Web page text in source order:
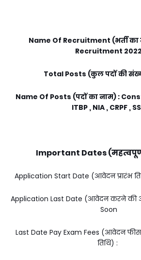
Name Of Recruitment (भर्ती का
Recruitment 2022
Total Posts (कुल पदों की
Name Of Posts (पदों का नाम) :
ITBP , NIA , CRPF ,
Important Dates
Application Start Date (आवेदन प्रारंभ
Application Last Date (आवेदन करने की
Soon
Last Date Pay Exam Fees (आवेदन
तिथि) :